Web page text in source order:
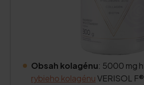
Obsah kolagénu: 5000 mg
rybieho kolagénuVERISOL F®.